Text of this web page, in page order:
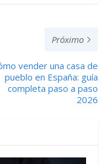
Próximo
vender una casa de
pueblo en España: guía
completa paso a paso
2026